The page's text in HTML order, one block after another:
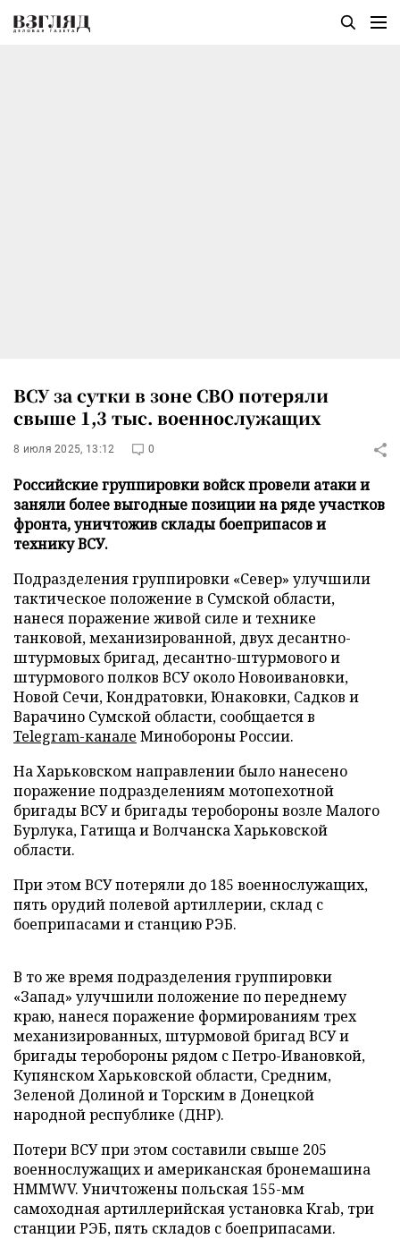
ВСУ за сутки в зоне СВО потеряли
свыше 1,3 тыс. военнослужащих
8 июля 2025, 13:12 0
Российские группировки войск провели атаки и
заняли более выгодные позиции на ряде участков
фронта, уничтожив склады боеприпасов и
технику ВСУ.
Подразделения группировки «Север» улучшили
тактическое положение в Сумской области,
нанеся поражение живой силе и технике
танковой, механизированной, двух десантно-
штурмовых бригад, десантно-штурмового и
штурмового полков ВСУ около Новоивановки,
Новой Сечи, Кондратовки, Юнаковки, Садков и
Варачино Сумской области, сообщается в
Telegram-канале Минобороны России.
На Харьковском направлении было нанесено
поражение подразделениям мотопехотной
бригады ВСУ и бригады теробороны возле Малого
Бурлука, Гатища и Волчанска Харьковской
области.
При этом ВСУ потеряли до 185 военнослужащих,
пять орудий полевой артиллерии, склад с
боеприпасами и станцию РЭБ.
В то же время подразделения группировки
«Запад» улучшили положение по переднему
краю, нанеся поражение формированиям трех
механизированных, штурмовой бригад ВСУ и
бригады теробороны рядом с Петро-Ивановкой,
Купянском Харьковской области, Средним,
Зеленой Долиной и Торским в Донецкой
народной республике (ДНР).
Потери ВСУ при этом составили свыше 205
военнослужащих и американская бронемашина
HMMWV. Уничтожены польская 155-мм
самоходная артиллерийская установка Krab, три
станции РЭБ, пять складов с боеприпасами.